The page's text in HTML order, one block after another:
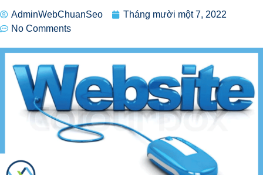
AdminWebChuanSeo
Tháng mười một 7, 2022
No Comments